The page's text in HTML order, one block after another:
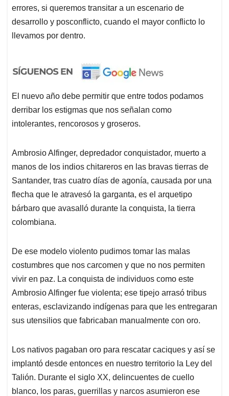
errores, si queremos transitar a un escenario de
desarrollo y posconflicto, cuando el mayor conflicto lo
llevamos por dentro.
El nuevo año debe permitir que entre todos podamos
derribar los estigmas que nos señalan como
intolerantes, rencorosos y groseros.
Ambrosio Alfinger, depredador conquistador, muerto a
manos de los indios chitareros en las bravas tierras de
Santander, tras cuatro días de agonía, causada por una
flecha que le atravesó la garganta, es el arquetipo
bárbaro que avasalló durante la conquista, la tierra
colombiana.
De ese modelo violento pudimos tomar las malas
costumbres que nos carcomen y que no nos permiten
vivir en paz. La conquista de individuos como este
Ambrosio Alfinger fue violenta; ese tipejo arrasó tribus
enteras, esclavizando indígenas para que les entregaran
sus utensilios que fabricaban manualmente con oro.
Los nativos pagaban oro para rescatar caciques y así se
implantó desde entonces en nuestro territorio la Ley del
Talión. Durante el siglo XX, delincuentes de cuello
blanco, los paras, guerrillas y narcos asumieron ese